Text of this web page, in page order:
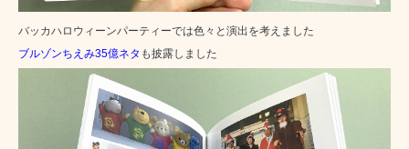
バッカハロウィーンパーティーでは色々と演出を考えました
ブルゾンちえみ35億ネタ も披露しました